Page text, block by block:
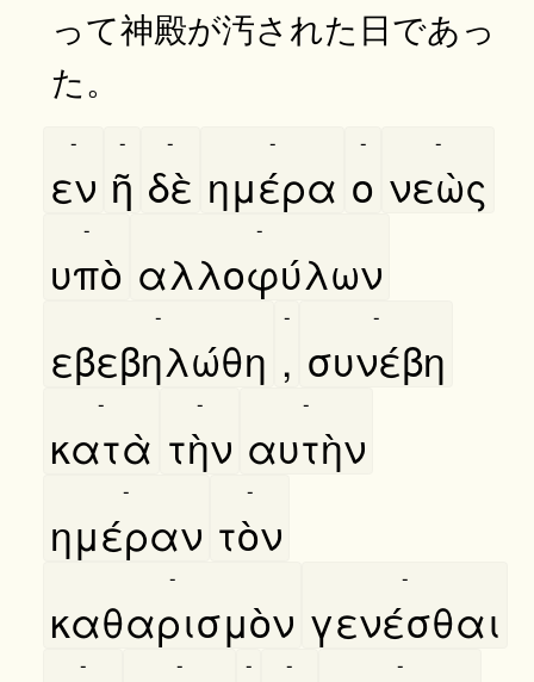
って神殿が汚された日であっ
た。
εν
-
ῆ
-
δὲ
-
ημέρα
-
ο
-
νεὼς
-
υπὸ
-
αλλοφύλων
-
εβεβηλώθη
-
,
-
συνέβη
-
κατὰ
-
τὴν
-
αυτὴν
-
ημέραν
-
τὸν
-
καθαρισμὸν
-
γενέσθαι
-
- - - - -